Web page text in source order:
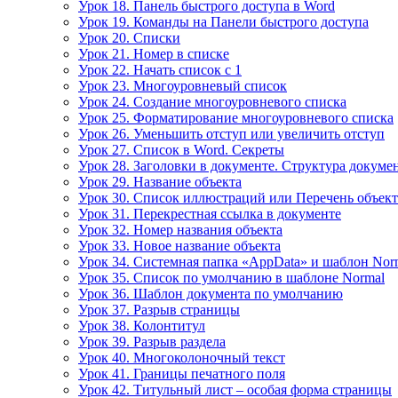
Урок 18. Панель быстрого доступа в Word
Урок 19. Команды на Панели быстрого доступа
Урок 20. Списки
Урок 21. Номер в списке
Урок 22. Начать список с 1
Урок 23. Многоуровневый список
Урок 24. Создание многоуровневого списка
Урок 25. Форматирование многоуровневого списка
Урок 26. Уменьшить отступ или увеличить отступ
Урок 27. Список в Word. Секреты
Урок 28. Заголовки в документе. Структура
Урок 29. Название объекта
Урок 30. Список иллюстраций или Перечень
Урок 31. Перекрестная ссылка в документе
Урок 32. Номер названия объекта
Урок 33. Новое название объекта
Урок 34. Системная папка «AppData» и шаблон
Урок 35. Список по умолчанию в шаблоне Normal
Урок 36. Шаблон документа по умолчанию
Урок 37. Разрыв страницы
Урок 38. Колонтитул
Урок 39. Разрыв раздела
Урок 40. Многоколоночный текст
Урок 41. Границы печатного поля
Урок 42. Титульный лист – особая форма страницы